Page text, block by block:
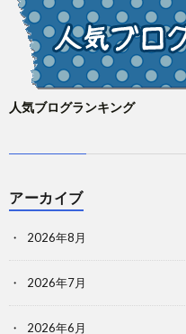
人気ブログランキング
アーカイブ
2026年8月
2026年7月
2026年6月